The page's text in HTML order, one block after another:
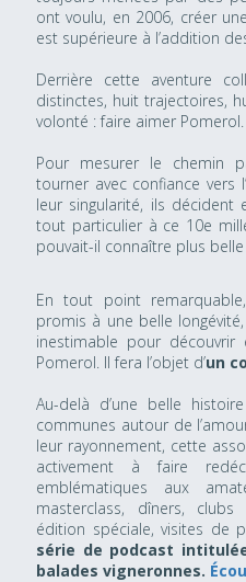
ont voulu, en 2006, créer
est supérieure à l’addition
Derrière cette aventure
distinctes, huit trajectoires,
volonté : faire aimer Pomerol.
Pour mesurer le chemin
tourner avec confiance vers
leur singularité, ils
tout particulier à ce 10e
pouvait-il connaître plus
En tout point
promis à une belle
inestimable pour
Pomerol. Il fera l’objet d’un
Au-delà d’une belle
communes autour de
leur rayonnement, cette
activement à faire
emblématiques aux
masterclass, dîners,
édition spéciale, visites de
série de podcast
balades vigneronnes.